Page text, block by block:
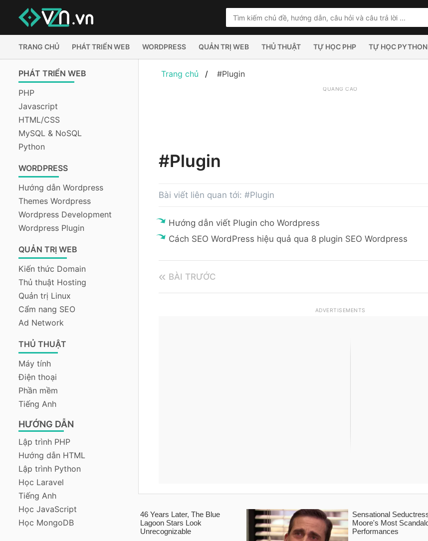
TRANG CHỦ PHÁT TRIỂN WEB WORDPRESS QUẢN TRỊ WEB THỦ THUẬT TỰ HỌC PHP TỰ HỌC PYTHON
PHÁT TRIỂN WEB
PHP
Javascript
HTML/CSS
MySQL & NoSQL
Python
WORDPRESS
Hướng dẫn Wordpress
Themes Wordpress
Wordpress Development
Wordpress Plugin
QUẢN TRỊ WEB
Kiến thức Domain
Thủ thuật Hosting
Quản trị Linux
Cẩm nang SEO
Ad Network
THỦ THUẬT
Máy tính
Điện thoại
Phần mềm
Tiếng Anh
HƯỚNG DẪN
Lập trình PHP
Hướng dẫn HTML
Lập trình Python
Học Laravel
Tiếng Anh
Học JavaScript
Học MongoDB
Trang chủ #Plugin
QUẢNG CÁO
#Plugin
Bài viết liên quan tới: #Plugin
Hướng dẫn viết Plugin cho Wordpress
Cách SEO WordPress hiệu quả qua 8 plugin SEO Wordpress
BÀI TRƯỚC
ADVERTISEMENTS